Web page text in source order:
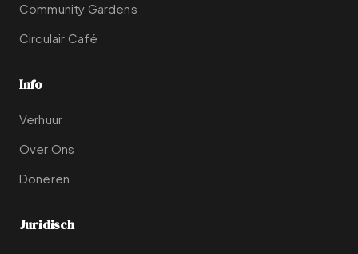
Community Gardens
Circulair Café
Info
Verhuur
Over Ons
Doneren
Juridisch